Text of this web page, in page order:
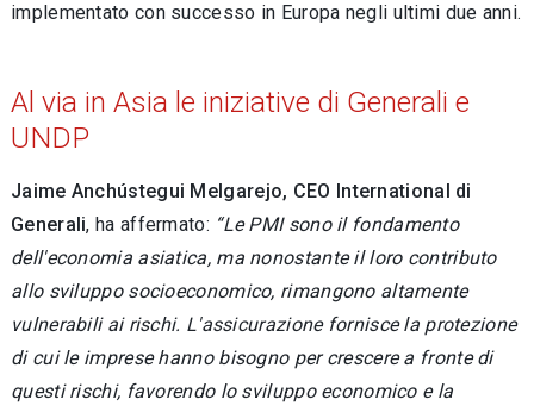
implementato con successo in Europa negli ultimi due anni.
Al via in Asia le iniziative di Generali e
UNDP
Jaime Anchústegui Melgarejo, CEO International di
Generali, ha affermato: “Le PMI sono il fondamento
dell'economia asiatica, ma nonostante il loro contributo
allo sviluppo socioeconomico, rimangono altamente
vulnerabili ai rischi. L'assicurazione fornisce la protezione
di cui le imprese hanno bisogno per crescere a fronte di
questi rischi, favorendo lo sviluppo economico e la